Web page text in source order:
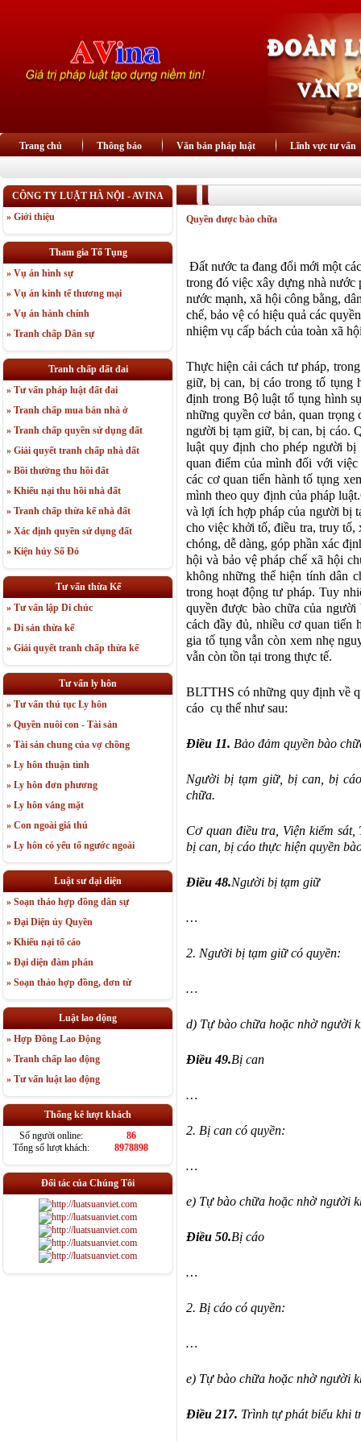
Trang chủ Thông báo Văn bản pháp luật Lĩnh vực tư vấn
CÔNG TY LUẬT HÀ NỘI - AVINA
» Giới thiệu
Tham gia Tố Tụng
» Vụ án hình sự
» Vụ án kinh tế thương mại
» Vụ án hành chính
» Tranh chấp Dân sự
Tranh chấp đất đai
» Tư vấn pháp luật đất đai
» Tranh chấp mua bán nhà ở
» Tranh chấp quyền sử dụng đất
» Giải quyết tranh chấp nhà đất
» Bồi thường thu hồi đất
» Khiếu nại thu hồi nhà đất
» Tranh chấp thừa kế nhà đất
» Xác định quyền sử dụng đất
» Kiện hủy Sổ Đỏ
Tư vấn thừa Kế
» Tư vấn lập Di chúc
» Di sản thừa kế
» Giải quyết tranh chấp thừa kế
Tư vấn ly hôn
» Tư vấn thủ tục Ly hôn
» Quyền nuôi con - Tài sản
» Tài sản chung của vợ chồng
» Ly hôn thuận tình
» Ly hôn đơn phương
» Ly hôn vắng mặt
» Con ngoài giá thú
» Ly hôn có yếu tố ngước ngoài
Luật sư đại diện
» Soạn thảo hợp đồng dân sự
» Đại Diện ủy Quyền
» Khiếu nại tố cáo
» Đại diện đàm phán
» Soạn thảo hợp đồng, đơn từ
Luật lao động
» Hợp Đồng Lao Động
» Tranh chấp lao động
» Tư vấn luật lao động
Thống kê lượt khách
Số người online:
86
Tổng số lượt khách:
8978898
Đối tác của Chúng Tôi
Quyền được bào chữa
Đất nước ta đang đổi mới một
trong đó việc xây dựng nhà
nước mạnh, xã hội công bằng,
chế, bảo vệ có hiệu quả các
nhiệm vụ cấp bách của toàn xã
Thực hiện cải cách tư pháp,
giữ, bị can, bị cáo trong tố tụng
định trong Bộ luật tố tụng hình
những quyền cơ bản, quan
người bị tạm giữ, bị can, bị cáo.
luật quy định cho phép người
quan điểm của mình đối với
các cơ quan tiến hành tố tụng
mình theo quy định của pháp
và lợi ích hợp pháp của người bị
cho việc khởi tố, điều tra, truy tố,
chóng, dễ dàng, góp phần xác
hội và bảo vệ pháp chế xã hội
không những thể hiện tính dân
trong hoạt động tư pháp. Tuy
quyền được bào chữa của
cách đầy đủ, nhiều cơ quan tiến
gia tố tụng vẫn còn xem nhẹ
vẫn còn tồn tại trong thực tế.
BLTTHS có những quy định về
cáo cụ thể như sau:
Điều 11. Bảo đảm quyền bào
Người bị tạm giữ, bị can, bị
chữa.
Cơ quan điều tra, Viện kiểm
bị can, bị cáo thực hiện quyền
Điều 48.Người bị tạm giữ
…
2. Người bị tạm giữ có quyền:
…
d) Tự bào chữa hoặc nhờ người
Điều 49.Bị can
…
2. Bị can có quyền:
…
e) Tự bào chữa hoặc nhờ người
Điều 50.Bị cáo
…
2. Bị cáo có quyền:
…
e) Tự bào chữa hoặc nhờ người
Điều 217. Trình tự phát biểu khi